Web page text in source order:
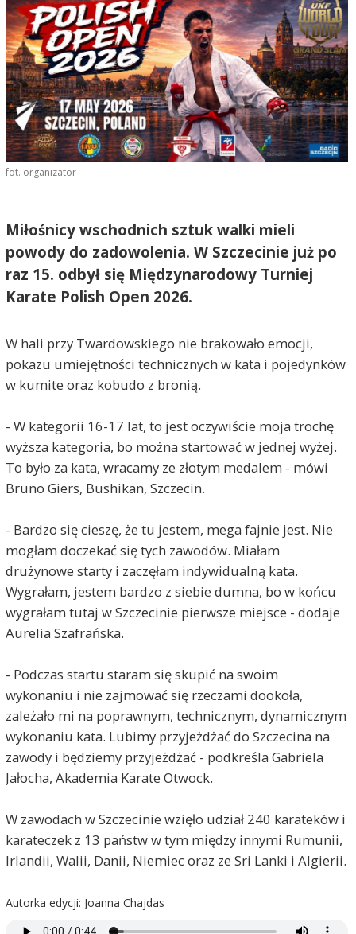
fot. organizator
Miłośnicy wschodnich sztuk walki mieli
powody do zadowolenia. W Szczecinie już po
raz 15. odbył się Międzynarodowy Turniej
Karate Polish Open 2026.
W hali przy Twardowskiego nie brakowało emocji,
pokazu umiejętności technicznych w kata i pojedynków
w kumite oraz kobudo z bronią.
- W kategorii 16-17 lat, to jest oczywiście moja trochę
wyższa kategoria, bo można startować w jednej wyżej.
To było za kata, wracamy ze złotym medalem - mówi
Bruno Giers, Bushikan, Szczecin.
- Bardzo się cieszę, że tu jestem, mega fajnie jest. Nie
mogłam doczekać się tych zawodów. Miałam
drużynowe starty i zaczęłam indywidualną kata.
Wygrałam, jestem bardzo z siebie dumna, bo w końcu
wygrałam tutaj w Szczecinie pierwsze miejsce - dodaje
Aurelia Szafrańska.
- Podczas startu staram się skupić na swoim
wykonaniu i nie zajmować się rzeczami dookoła,
zależało mi na poprawnym, technicznym, dynamicznym
wykonaniu kata. Lubimy przyjeżdżać do Szczecina na
zawody i będziemy przyjeżdżać - podkreśla Gabriela
Jałocha, Akademia Karate Otwock.
W zawodach w Szczecinie wzięło udział 240 karateków i
karateczek z 13 państw w tym między innymi Rumunii,
Irlandii, Walii, Danii, Niemiec oraz ze Sri Lanki i Algierii.
Autorka edycji: Joanna Chajdas